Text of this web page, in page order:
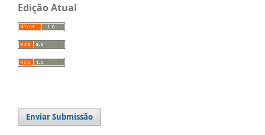
Edição Atual
Enviar Submissão